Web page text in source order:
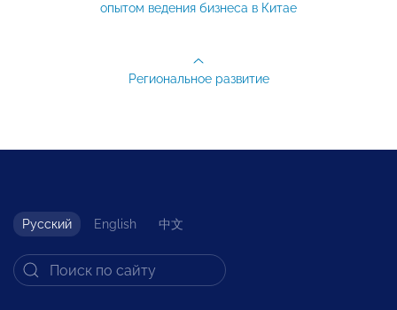
опытом ведения бизнеса в Китае
Региональное развитие
Русский English 中文